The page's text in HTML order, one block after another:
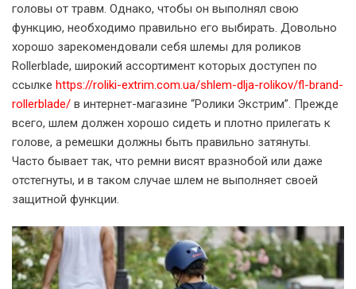
головы от травм. Однако, чтобы он выполнял свою
функцию, необходимо правильно его выбирать. Довольно
хорошо зарекомендовали себя шлемы для роликов
Rollerblade, широкий ассортимент которых доступен по
ссылке https://roliki-extrim.com.ua/shlem-dlja-rolikov/fl-brand-
rollerblade/ в интернет-магазине “Ролики Экстрим”. Прежде
всего, шлем должен хорошо сидеть и плотно прилегать к
голове, а ремешки должны быть правильно затянуты.
Часто бывает так, что ремни висят вразнобой или даже
отстегнуты, и в таком случае шлем не выполняет своей
защитной функции.